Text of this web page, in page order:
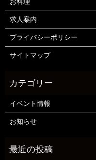
お料理
求人案内
プライバシーポリシー
サイトマップ
イベント情報
お知らせ